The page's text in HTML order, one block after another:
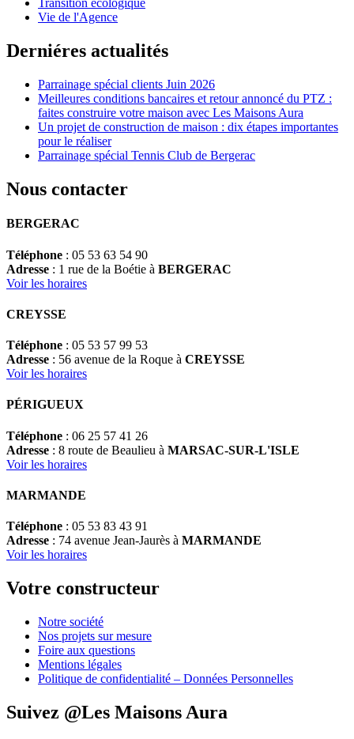
Transition écologique
Vie de l'Agence
Derniéres actualités
Parrainage spécial clients Juin 2026
Meilleures conditions bancaires et retour annoncé du PTZ :
faites construire votre maison avec Les Maisons Aura
Un projet de construction de maison : dix étapes importantes
pour le réaliser
Parrainage spécial Tennis Club de Bergerac
Nous contacter
BERGERAC
Téléphone : 05 53 63 54 90
Adresse : 1 rue de la Boétie à BERGERAC
Voir les horaires
CREYSSE
Téléphone : 05 53 57 99 53
Adresse : 56 avenue de la Roque à CREYSSE
Voir les horaires
PÉRIGUEUX
Téléphone : 06 25 57 41 26
Adresse : 8 route de Beaulieu à MARSAC-SUR-L'ISLE
Voir les horaires
MARMANDE
Téléphone : 05 53 83 43 91
Adresse : 74 avenue Jean-Jaurès à MARMANDE
Voir les horaires
Votre constructeur
Notre société
Nos projets sur mesure
Foire aux questions
Mentions légales
Politique de confidentialité – Données Personnelles
Suivez @Les Maisons Aura